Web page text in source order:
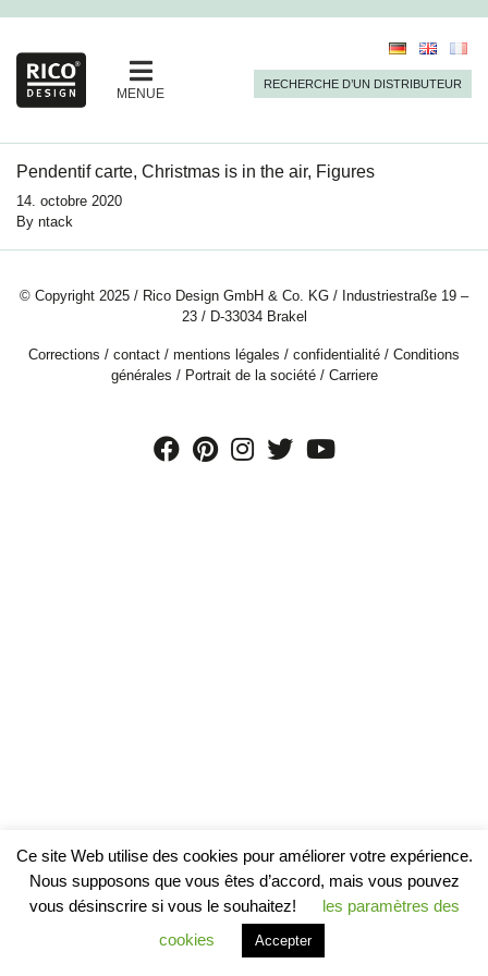
MENUE
RECHERCHE D’UN DISTRIBUTEUR
Pendentif carte, Christmas is in the air, Figures
14. octobre 2020
By ntack
© Copyright 2025 / Rico Design GmbH & Co. KG / Industriestraße 19 –
23 / D-33034 Brakel
Corrections / contact / mentions légales / confidentialité / Conditions
générales / Portrait de la société/ Carriere
Ce site Web utilise des cookies pour améliorer votre expérience.
Nous supposons que vous êtes d’accord, mais vous pouvez
vous désinscrire si vous le souhaitez!
les paramètres des
cookies
Accepter